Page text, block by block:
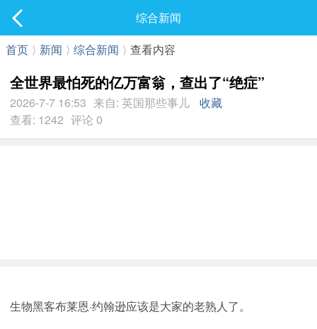
最新发表
综合新闻
首页 ⟩ 新闻 ⟩ 综合新闻 ⟩ 查看内容
全世界最怕死的亿万富翁，查出了“绝症”
2026-7-7 16:53 来自: 英国那些事儿
收藏
查看: 1242 评论 0
生物黑客布莱恩·约翰逊应该是大家的老熟人了。